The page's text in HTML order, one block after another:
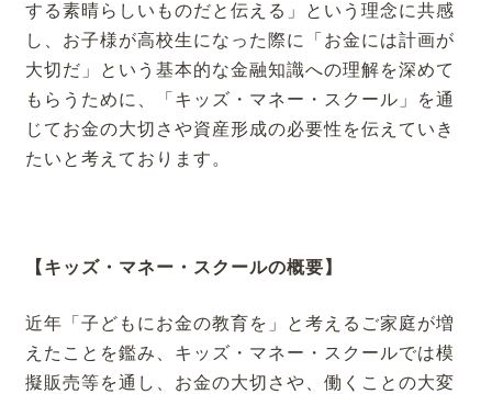
する素晴らしいものだと伝える」という理念に共感
し、お子様が高校生になった際に「お金には計画が
大切だ」という基本的な金融知識への理解を深めて
もらうために、「キッズ・マネー・スクール」を通
じてお金の大切さや資産形成の必要性を伝えていき
たいと考えております。
【キッズ・マネー・スクールの概要】
近年「子どもにお金の教育を」と考えるご家庭が増
えたことを鑑み、キッズ・マネー・スクールでは模
擬販売等を通し、お金の大切さや、働くことの大変